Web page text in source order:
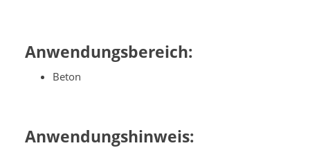
Anwendungsbereich:
Beton
Anwendungshinweis: